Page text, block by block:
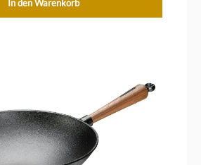
In den Warenkorb